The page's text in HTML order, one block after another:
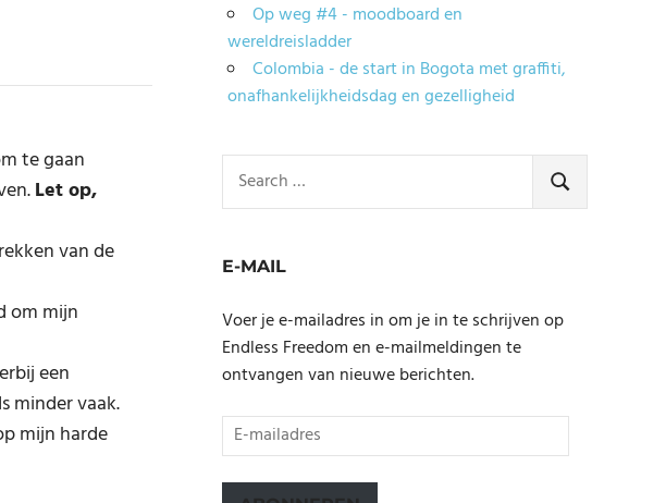
te gaan
Let op,
van de
om mijn
een
minder vaak.
mijn harde
Op weg #4 - moodboard en
wereldreisladder
Colombia - de start in Bogota met graffiti,
onafhankelijkheidsdag en gezelligheid
for:
SEARCH
E-MAIL
Voer je e-mailadres in om je in te schrijven op
Endless Freedom en e-mailmeldingen te
ontvangen van nieuwe berichten.
E-
mailadres